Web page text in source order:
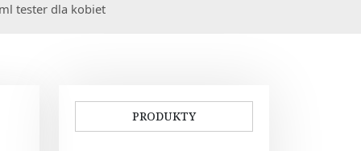
tester dla kobiet
PRODUKTY